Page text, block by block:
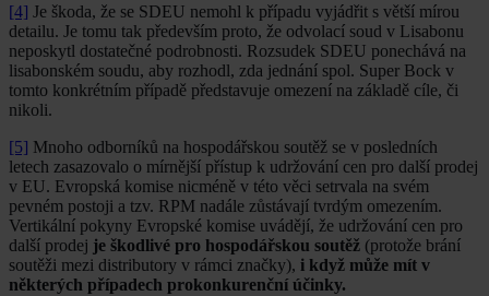
[4] Je škoda, že se SDEU nemohl k případu vyjádřit s větší mírou
detailu. Je tomu tak především proto, že odvolací soud v Lisabonu
neposkytl dostatečné podrobnosti. Rozsudek SDEU ponechává na
lisabonském soudu, aby rozhodl, zda jednání spol. Super Bock v
tomto konkrétním případě představuje omezení na základě cíle, či
nikoli.
[5] Mnoho odborníků na hospodářskou soutěž se v posledních
letech zasazovalo o mírnější přístup k udržování cen pro další prodej
v EU. Evropská komise nicméně v této věci setrvala na svém
pevném postoji a tzv. RPM nadále zůstávají tvrdým omezením.
Vertikální pokyny Evropské komise uvádějí, že udržování cen pro
další prodej je škodlivé pro hospodářskou soutěž (protože brání
soutěži mezi distributory v rámci značky), i když může mít v
některých případech prokonkurenční účinky.